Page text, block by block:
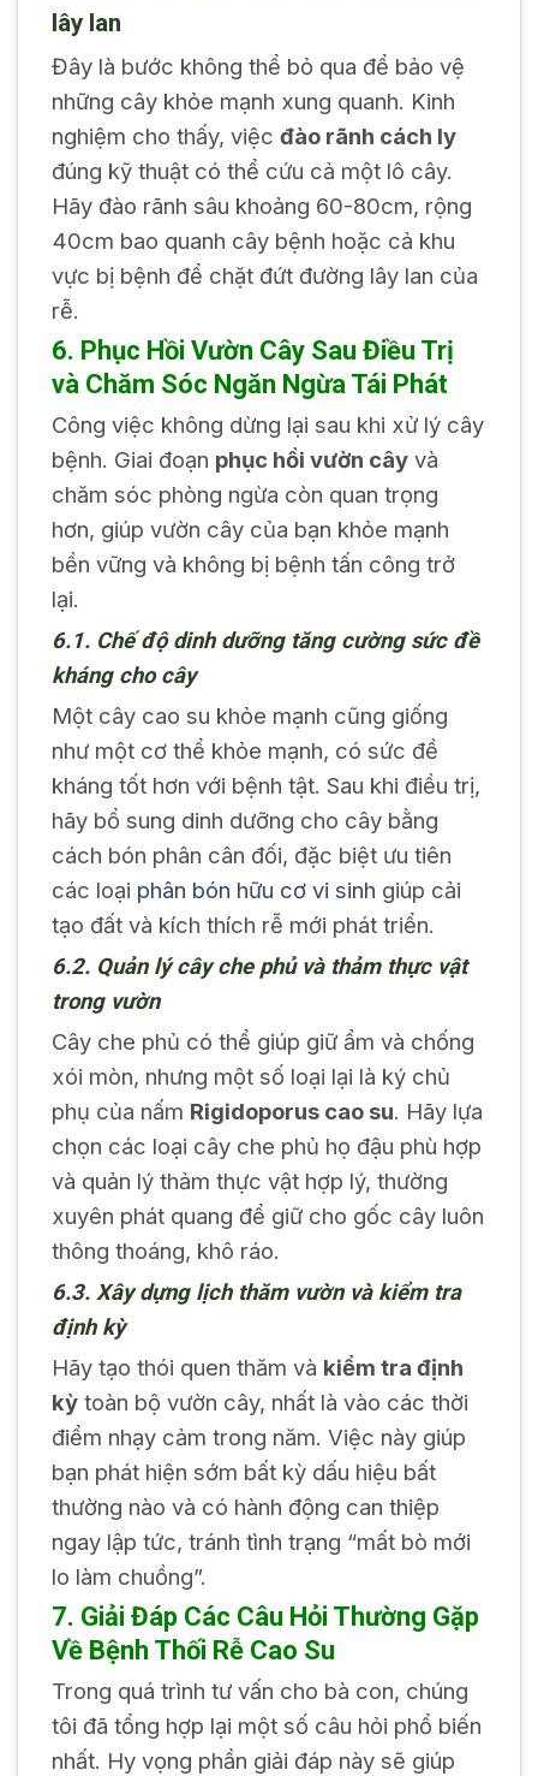
lây lan
Đây là bước không thể bỏ qua để bảo vệ
những cây khỏe mạnh xung quanh. Kinh
nghiệm cho thấy, việc đào rãnh cách ly
đúng kỹ thuật có thể cứu cả một lô cây.
Hãy đào rãnh sâu khoảng 60-80cm, rộng
40cm bao quanh cây bệnh hoặc cả khu
vực bị bệnh để chặt đứt đường lây lan của
rễ.
6. Phục Hồi Vườn Cây Sau Điều Trị
và Chăm Sóc Ngăn Ngừa Tái Phát
Công việc không dừng lại sau khi xử lý cây
bệnh. Giai đoạn phục hồi vườn câyvà
chăm sóc phòng ngừa còn quan trọng
hơn, giúp vườn cây của bạn khỏe mạnh
bền vững và không bị bệnh tấn công trở
lại.
6.1. Chế độ dinh dưỡng tăng cường sức đề
kháng cho cây
Một cây cao su khỏe mạnh cũng giống
như một cơ thể khỏe mạnh, có sức đề
kháng tốt hơn với bệnh tật. Sau khi điều trị,
hãy bổ sung dinh dưỡng cho cây bằng
cách bón phân cân đối, đặc biệt ưu tiên
các loại phân bón hữu cơ vi sinh giúp cải
tạo đất và kích thích rễ mới phát triển.
6.2. Quản lý cây che phủ và thảm thực vật
trong vườn
Cây che phủ có thể giúp giữ ẩm và chống
xói mòn, nhưng một số loại lại là ký chủ
phụ của nấm Rigidoporus cao su. Hãy lựa
chọn các loại cây che phủ họ đậu phù hợp
và quản lý thảm thực vật hợp lý, thường
xuyên phát quang để giữ cho gốc cây luôn
thông thoáng, khô ráo.
6.3. Xây dựng lịch thăm vườn và kiểm tra
định kỳ
Hãy tạo thói quen thăm và kiểm tra định
kỳtoàn bộ vườn cây, nhất là vào các thời
điểm nhạy cảm trong năm. Việc này giúp
bạn phát hiện sớm bất kỳ dấu hiệu bất
thường nào và có hành động can thiệp
ngay lập tức, tránh tình trạng “mất bò mới
lo làm chuồng”.
7. Giải Đáp Các Câu Hỏi Thường Gặp
Về Bệnh Thối Rễ Cao Su
Trong quá trình tư vấn cho bà con, chúng
tôi đã tổng hợp lại một số câu hỏi phổ biến
nhất. Hy vọng phần giải đáp này sẽ giúp